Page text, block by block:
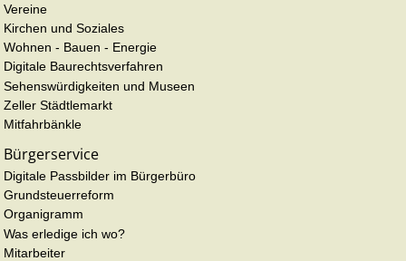
Vereine
Kirchen und Soziales
Wohnen - Bauen - Energie
Digitale Baurechtsverfahren
Sehenswürdigkeiten und Museen
Zeller Städtlemarkt
Mitfahrbänkle
Bürgerservice
Digitale Passbilder im Bürgerbüro
Grundsteuerreform
Organigramm
Was erledige ich wo?
Mitarbeiter